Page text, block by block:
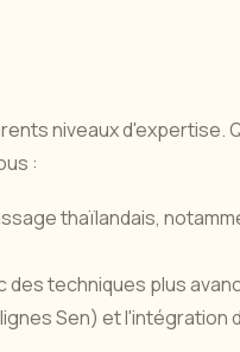
niveaux d'expertise.
:
thaïlandais,
techniques plus
Sen) et l'intégration